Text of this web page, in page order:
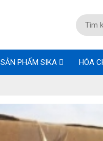
SẢN PHẨM SIKA HÓA